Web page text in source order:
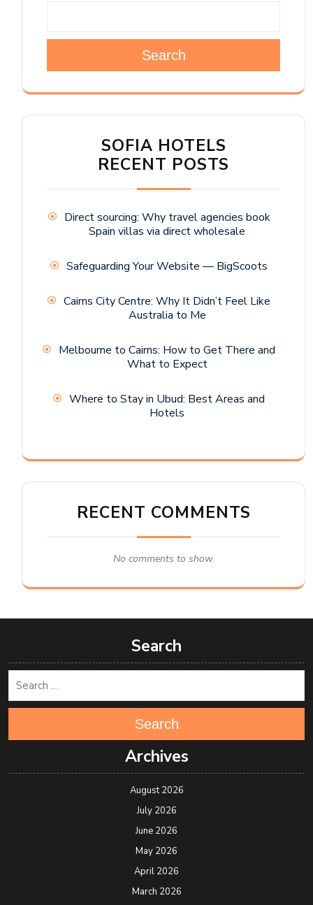
Search
SOFIA HOTELS
RECENT POSTS
Direct sourcing: Why travel agencies book
Spain villas via direct wholesale
Safeguarding Your Website — BigScoots
Cairns City Centre: Why It Didn’t Feel Like
Australia to Me
Melbourne to Cairns: How to Get There and
What to Expect
Where to Stay in Ubud: Best Areas and
Hotels
RECENT COMMENTS
No comments to show.
Search
Search
Archives
August 2026
July 2026
June 2026
May 2026
April 2026
March 2026